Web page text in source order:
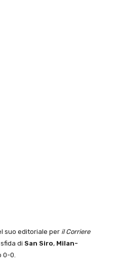
suo editoriale per il Corriere
di San Siro, Milan-
0-0.